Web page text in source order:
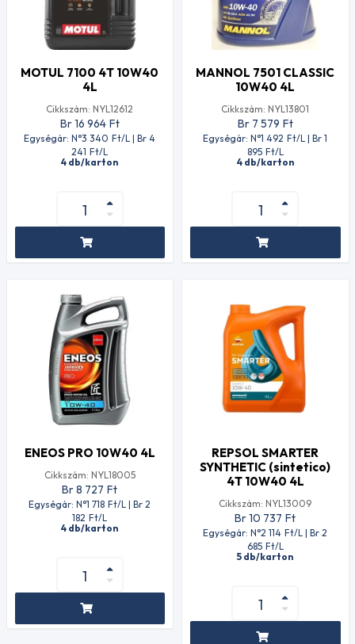
MOTUL 7100 4T 10W40
4L
Cikkszám: NYL12612
Br 16 964 Ft
Egységár: N°3 340 Ft/L | Br 4
241 Ft/L
4 db/karton
MANNOL 7501 CLASSIC
10W40 4L
Cikkszám: NYL13801
Br 7 579 Ft
Egységár: N°1 492 Ft/L | Br 1
895 Ft/L
4 db/karton
ENEOS PRO 10W40 4L
Cikkszám: NYL18005
Br 8 727 Ft
Egységár: N°1 718 Ft/L | Br 2
182 Ft/L
4 db/karton
REPSOL SMARTER
SYNTHETIC (sintetico)
4T 10W40 4L
Cikkszám: NYL13009
Br 10 737 Ft
Egységár: N°2 114 Ft/L | Br 2
685 Ft/L
5 db/karton